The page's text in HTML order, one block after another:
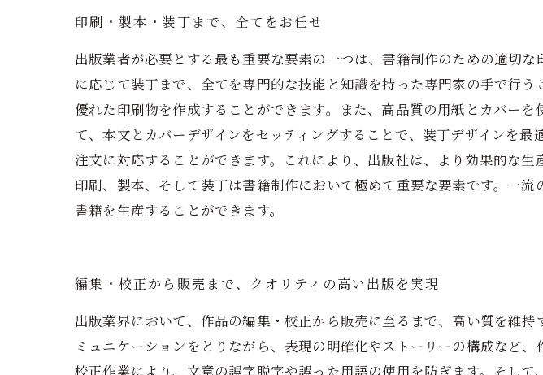
印刷・製本・装丁まで、全てをお任せ
出版業者が必要とする最も重要な要素の一つは、書籍制作のための適切
に応じて装丁まで、全てを専門的な技能と知識を持った専門家の手で行
優れた印刷物を作成することができます。また、高品質の用紙とカバー
て、本文とカバーデザインをセッティングすることで、装丁デザインを
注文に対応することができます。これにより、出版社は、より効果的な
印刷、製本、そして装丁は書籍制作において極めて重要な要素です。一
書籍を生産することができます。
編集・校正から販売まで、クオリティの高い出版を実現
出版業界において、作品の編集・校正から販売に至るまで、高い質を維
ミュニケーションをとりながら、表現の明確化やストーリーの構成など
校正作業により、文章の誤字脱字や誤った用語の使用を防ぎます。そし